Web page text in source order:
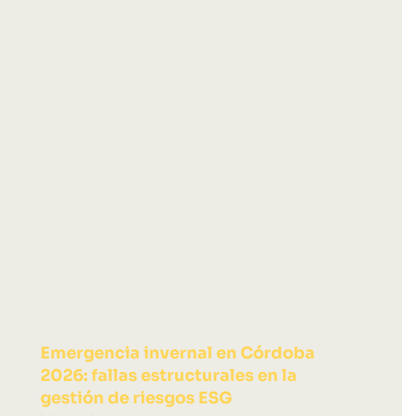
Emergencia invernal en Córdoba
2026: fallas estructurales en la
gestión de riesgos ESG